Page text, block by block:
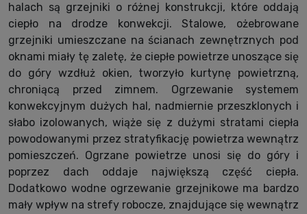
halach są grzejniki o różnej konstrukcji, które oddają
ciepło na drodze konwekcji. Stalowe, ożebrowane
grzejniki umieszczane na ścianach zewnętrznych pod
oknami miały tę zaletę, że ciepłe powietrze unoszące się
do góry wzdłuż okien, tworzyło kurtynę powietrzną,
chroniącą przed zimnem. Ogrzewanie systemem
konwekcyjnym dużych hal, nadmiernie przeszklonych i
słabo izolowanych, wiąże się z dużymi stratami ciepła
powodowanymi przez stratyfikację powietrza wewnątrz
pomieszczeń. Ogrzane powietrze unosi się do góry i
poprzez dach oddaje największą część ciepła.
Dodatkowo wodne ogrzewanie grzejnikowe ma bardzo
mały wpływ na strefy robocze, znajdujące się wewnątrz